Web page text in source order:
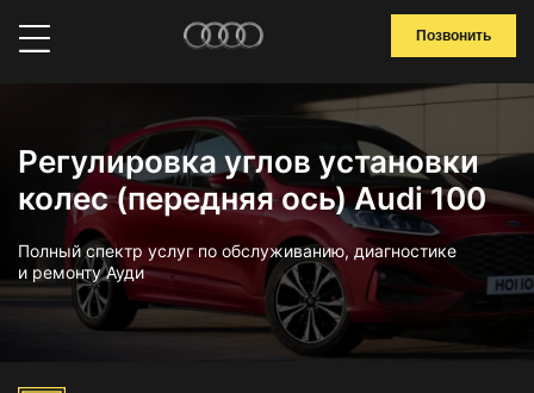
Позвонить
Регулировка углов установки
колес (передняя ось) Audi 100
Полный спектр услуг по обслуживанию, диагностике
и ремонту Ауди